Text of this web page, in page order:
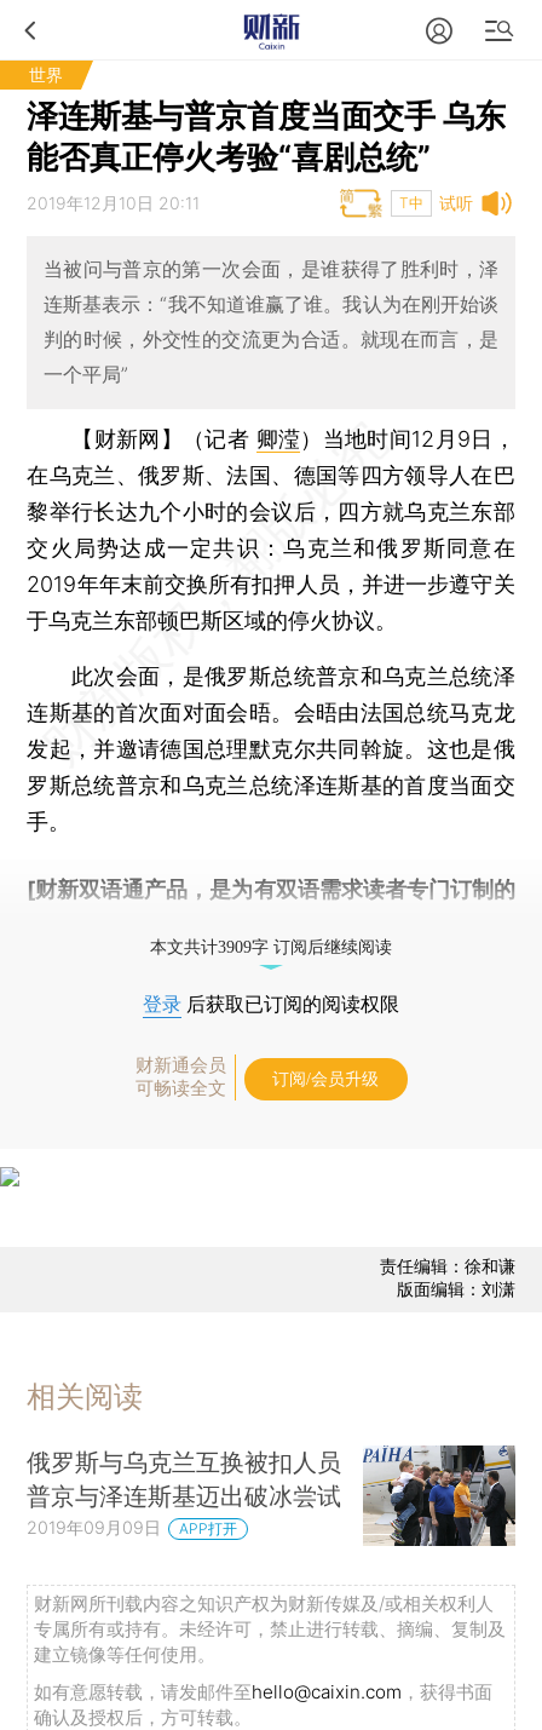
世界
泽连斯基与普京首度当面交手 乌东
能否真正停火考验“喜剧总统”
试听
2019年12月10日 20:11 T中
当被问与普京的第一次会面，是谁获得了胜利时，泽
连斯基表示：“我不知道谁赢了谁。我认为在刚开始谈
判的时候，外交性的交流更为合适。就现在而言，是
一个平局”
【财新网】（记者 卿滢） 当地时间12月9日，
在乌克兰、俄罗斯、法国、德国等四方领导人在巴
黎举行长达九个小时的会议后，四方就乌克兰东部
交火局势达成一定共识：乌克兰和俄罗斯同意在
2019年年末前交换所有扣押人员，并进一步遵守关
于乌克兰东部顿巴斯区域的停火协议。
此次会面，是俄罗斯总统普京和乌克兰总统泽
连斯基的首次面对面会晤。会晤由法国总统马克龙
发起，并邀请德国总理默克尔共同斡旋。这也是俄
罗斯总统普京和乌克兰总统泽连斯基的首度当面交
手。
[财新双语通产品，是为有双语需求读者专门订制的
本文共计3909字 订阅后继续阅读
登录 后获取已订阅的阅读权限
财新通会员
可畅读全文
订阅/会员升级
责任编辑：徐和谦
版面编辑：刘潇
相关阅读
俄罗斯与乌克兰互换被扣人员
普京与泽连斯基迈出破冰尝试
2019年09月09日 APP打开
财新网所刊载内容之知识产权为财新传媒及/或相关权利人
专属所有或持有。未经许可，禁止进行转载、摘编、复制及
建立镜像等任何使用。
如有意愿转载，请发邮件至hello@caixin.com ，获得书面
确认及授权后，方可转载。